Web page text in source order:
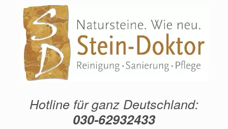
springen
Hotline für ganz Deutschland:
030-62932433